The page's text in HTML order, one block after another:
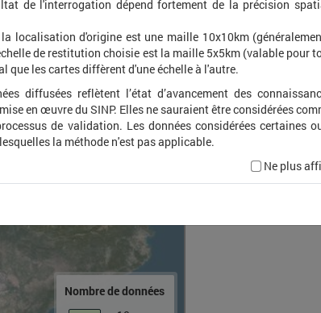
Nombre de données
de l'interrogation dépend fortement de la précision
localisation d'origine est une maille 10x10km
de restitution choisie est la maille 5x5km (valable pour
que les cartes diffèrent d'une échelle à l'autre.
diffusées reflètent l’état d’avancement des
en œuvre du SINP. Elles ne sauraient être considérées
de validation. Les données considérées certaines
la méthode n'est pas applicable.
Ne plus